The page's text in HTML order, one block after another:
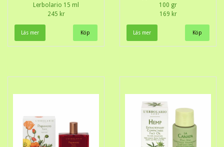
Lerbolario 15 ml
245 kr
Läs mer
100 gr
169 kr
Läs mer